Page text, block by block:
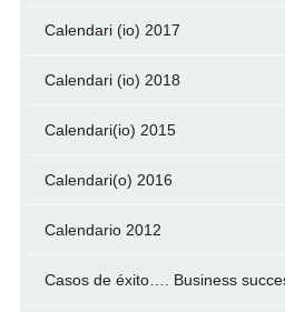
Calendari (io) 2017
Calendari (io) 2018
Calendari(io) 2015
Calendari(o) 2016
Calendario 2012
Casos de éxito…. Business